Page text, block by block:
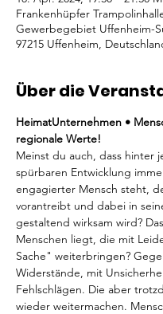
Frankenhüpfer
Gewerbegebiet Uffenheim-
97215 Uffenheim,
Über die
HeimatUnternehmen •
regionale Werte!
Meinst du auch, dass hinter
spürbaren Entwicklung
engagierter Mensch steht,
vorantreibt und dabei in
gestaltend wirksam wird?
Menschen liegt, die mit
Sache" weiterbringen?
Widerstände, mit
Fehlschlägen. Die aber
wieder weitermachen.